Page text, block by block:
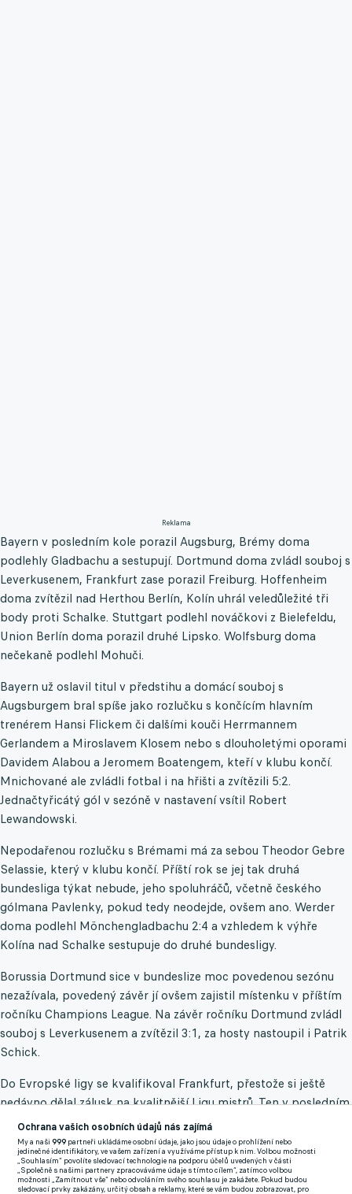
Reklama
Bayern v posledním kole porazil Augsburg, Brémy doma
podlehly Gladbachu a sestupují. Dortmund doma zvládl souboj s
Leverkusenem, Frankfurt zase porazil Freiburg. Hoffenheim
doma zvítězil nad Herthou Berlín, Kolín uhrál veledůležité tři
body proti Schalke. Stuttgart podlehl nováčkovi z Bielefeldu,
Union Berlín doma porazil druhé Lipsko. Wolfsburg doma
nečekaně podlehl Mohuči.
Bayern už oslavil titul v předstihu a domácí souboj s
Augsburgem bral spíše jako rozlučku s končícím hlavním
trenérem Hansi Flickem či dalšími kouči Herrmannem
Gerlandem a Miroslavem Klosem nebo s dlouholetými oporami
Davidem Alabou a Jeromem Boatengem, kteří v klubu končí.
Mnichované ale zvládli fotbal i na hřišti a zvítězili 5:2.
Jednačtyřicátý gól v sezóně v nastavení vsítil Robert
Lewandowski.
Nepodařenou rozlučku s Brémami má za sebou Theodor Gebre
Selassie, který v klubu končí. Příští rok se jej tak druhá
bundesliga týkat nebude, jeho spoluhráčů, včetně českého
gólmana Pavlenky, pokud tedy neodejde, ovšem ano. Werder
doma podlehl Mönchengladbachu 2:4 a vzhledem k výhře
Kolína nad Schalke sestupuje do druhé bundesligy.
Borussia Dortmund sice v bundeslize moc povedenou sezónu
nezažívala, povedený závěr jí ovšem zajistil místenku v příštím
ročníku Champions League. Na závěr ročníku Dortmund zvládl
souboj s Leverkusenem a zvítězil 3:1, za hosty nastoupil i Patrik
Schick.
Do Evropské ligy se kvalifikoval Frankfurt, přestože si ještě
nedávno dělal zálusk na kvalitnější Ligu mistrů. Ten v posledním
kole kvůli podařenému závěru porazil Freiburg 3:1, mezi střelci
nechyběl ani útočník a hvězda týmu André Silva.
Úspěšnou záchranářskou misi má za sebou Hertha Berlín s
Vladimírem Daridou, přestože v posledním kole podlehla
Ochrana vašich osobních údajů nás zajímá
My a naši999 partneři ukládáme osobní údaje, jako jsou údaje o prohlížení nebo
jedinečné identifikátory, ve vašem zařízení a využíváme přístup k nim. Volbou možnosti
„Souhlasím“ povolíte sledovací technologie na podporu účelů uvedených v části
„Společně s našimi partnery zpracováváme údaje s tímto cílem“, zatímco volbou
možnosti „Zamítnout vše“ nebo odvoláním svého souhlasu je zakážete. Pokud budou
sledovací prvky zakázány, určitý obsah a reklamy, které se vám budou zobrazovat, pro